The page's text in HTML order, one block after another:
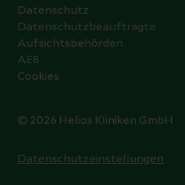
© 2026 Helios Kliniken GmbH
Datenschutz
Datenschutzbeauftragte
Aufsichtsbehörden
AEB
Cookies
Datenschutzeinstellungen